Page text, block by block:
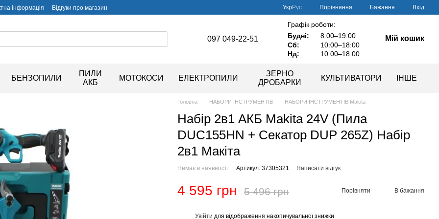
інформація Відгуки про магазин УкрРус Порівняння Бажання Вхід
097 049-22-51
Графік роботи:
Будні:
8:00–19:00
Сб:
10:00–18:00
Нд:
10:00–18:00
Мій кошик
БЕНЗОПИЛИ
ПИЛИ
АКБ
МОТОКОСИ ЕЛЕКТРОПИЛИ
ЗЕРНО
ДРОБАРКИ
КУЛЬТИВАТОРИ ІНШЕ
Головна НАБОРИ ІНСТРУМЕНТІВ НАБОРИ ІНСТРУМЕНТІВ Makita
Набір 2в1 АКБ Makita 24V (Пила
DUC155HN + Секатор DUP 265Z) Набір
2в1 Макіта
Немає в наявності Артикул: 37305321 Написати відгук
4 595 грн 5 496 грн Порівняти В бажання
Увійти для відображення накопичувальної знижки